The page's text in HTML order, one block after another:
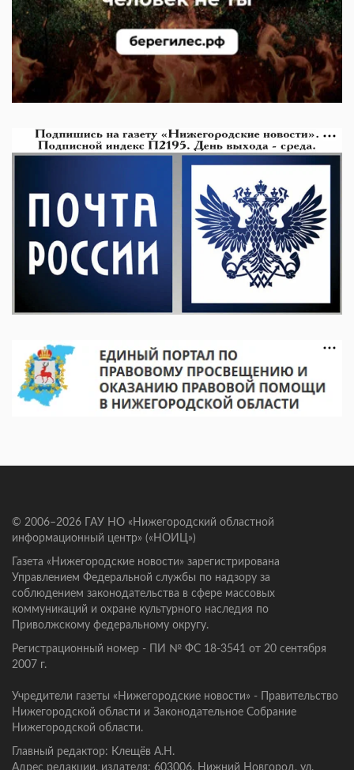
© 2006–2026 ГАУ НО «Нижегородский областной
информационный центр» («НОИЦ»)
Газета «Нижегородские новости» зарегистрирована
Управлением Федеральной службы по надзору за
соблюдением законодательства в сфере массовых
коммуникаций и охране культурного наследия по
Приволжскому федеральному округу.
Регистрационный номер - ПИ № ФС 18-3541 от 20 сентября
2007 г.
Учредители газеты «Нижегородские новости» - Правительство
Нижегородской области и Законодательное Собрание
Нижегородской области.
Главный редактор: Клещёв А.Н.
Адрес редакции, издателя: 603006, Нижний Новгород, ул.